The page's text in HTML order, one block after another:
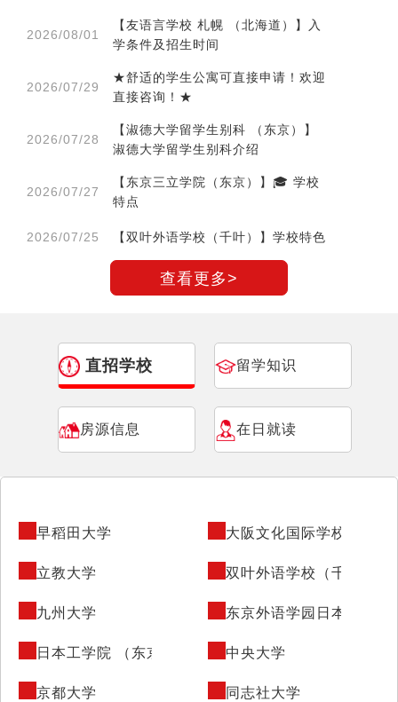
2026/08/01
【友语言学校 札幌 （北海道）】入
学条件及招生时间
2026/07/29
★舒适的学生公寓可直接申请！欢迎
直接咨询！★
2026/07/28
【淑德大学留学生别科 （东京）】
淑德大学留学生别科介绍
2026/07/27
【东京三立学院（东京）】🎓 学校
特点
2026/07/25 【双叶外语学校（千叶）】学校特色
查看更多>
直招学校 留学知识
房源信息 在日就读
早稻田大学 大阪文化国际学校 （大
立教大学 双叶外语学校（千叶）
九州大学 东京外语学园日本语学校
日本工学院 （东京） 中央大学
京都大学 同志社大学